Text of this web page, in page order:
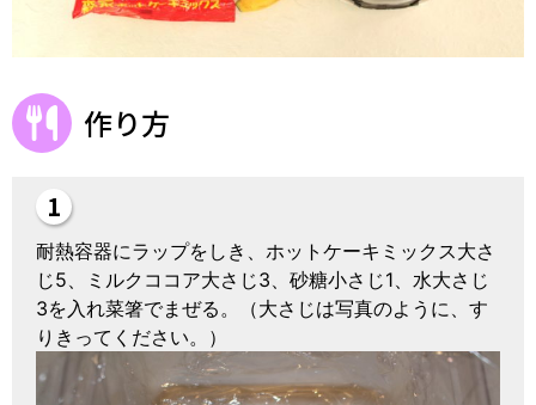
作り方
耐熱容器にラップをしき、ホットケーキミックス大さ
じ5、ミルクココア大さじ3、砂糖小さじ1、 水大さじ
3を入れ菜箸でまぜる。（大さじは写真のように、す
りきってください。）